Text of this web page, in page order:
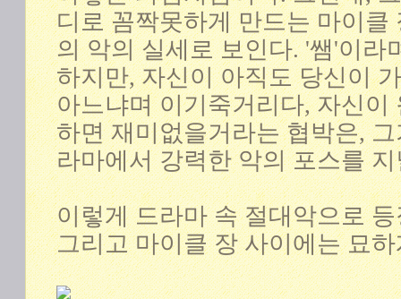
디로 꼼짝못하게 만드는 마이클
의 악의 실세로 보인다. '쌤'이라
하지만, 자신이 아직도 당신이
아느냐며 이기죽거리다, 자신이
하면 재미없을거라는 협박은,
라마에서 강력한 악의 포스를
이렇게 드라마 속 절대악으로
그리고 마이클 장 사이에는 묘